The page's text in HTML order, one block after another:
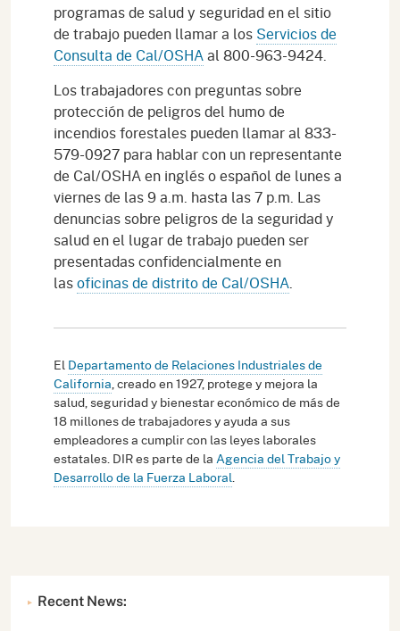
programas de salud y seguridad en el sitio
de trabajo pueden llamar a los Servicios de
Consulta de Cal/OSHAal 800-963-9424.
Los trabajadores con preguntas sobre
protección de peligros del humo de
incendios forestales pueden llamar al 833-
579-0927 para hablar con un representante
de Cal/OSHA en inglés o español de lunes a
viernes de las 9 a.m. hasta las 7 p.m. Las
denuncias sobre peligros de la seguridad y
salud en el lugar de trabajo pueden ser
presentadas confidencialmente en
lasoficinas de distrito de Cal/OSHA.
ElDepartamento de Relaciones Industriales de
California, creado en 1927, protege y mejora la
salud, seguridad y bienestar económico de más de
18 millones de trabajadores y ayuda a sus
empleadores a cumplir con las leyes laborales
estatales. DIR es parte de laAgencia del Trabajo y
Desarrollo de la Fuerza Laboral.
Recent News: